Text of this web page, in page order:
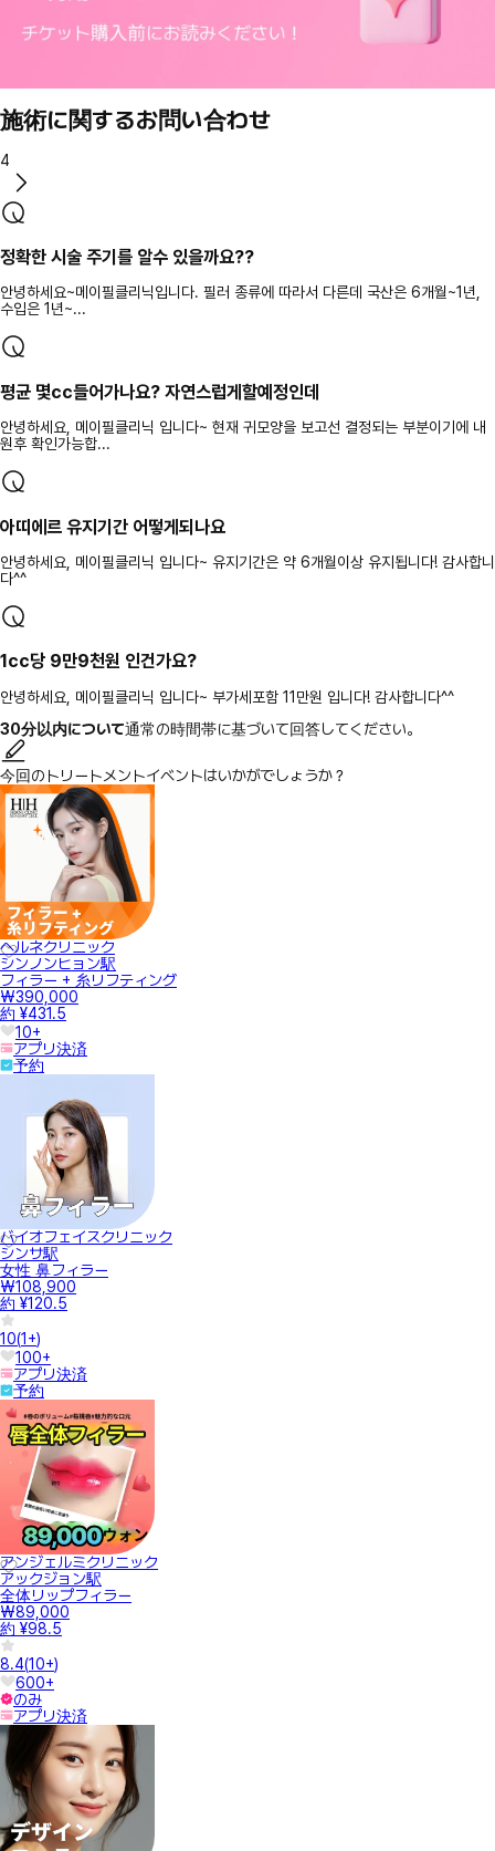
施術に関するお問い合わせ
4
정확한 시술 주기를 알수 있을까요??
안녕하세요~메이필클리닉입니다. 필러 종류에 따라서 다른데 국산은 6개월~1년,
수입은 1년~...
평균 몇cc들어가나요? 자연스럽게할예정인데
안녕하세요, 메이필클리닉 입니다~ 현재 귀모양을 보고선 결정되는 부분이기에 내
원후 확인가능합...
아띠에르 유지기간 어떻게되나요
안녕하세요, 메이필클리닉 입니다~ 유지기간은 약 6개월이상 유지됩니다! 감사합니
다^^
1cc당 9만9천원 인건가요?
안녕하세요, 메이필클리닉 입니다~ 부가세포함 11만원 입니다! 감사합니다^^
30分以内について通常の時間帯に基づいて回答してください。
今回のトリートメントイベントはいかがでしょうか？
ヘルネクリニック
シンノンヒョン駅
フィラー + 糸リフティング
₩390,000
約 ¥431.5
10+
アプリ決済
予約
バイオフェイスクリニック
シンサ駅
女性 鼻フィラー
₩108,900
約 ¥120.5
10(1+)
100+
アプリ決済
予約
アンジェルミクリニック
アックジョン駅
全体リップフィラー
₩89,000
約 ¥98.5
8.4(10+)
600+
のみ
アプリ決済